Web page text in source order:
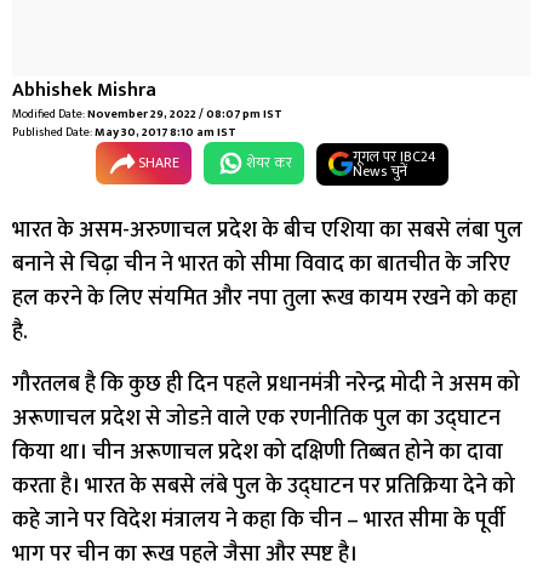
Abhishek Mishra
Modified Date:November 29, 2022 / 08:07 pm IST
Published Date:May 30, 2017 8:10 am IST
SHARE शेयर कर गूगल पर IBC24
News चुनें
भारत के असम-अरुणाचल प्रदेश के बीच एशिया का सबसे लंबा पुल
बनाने से चिढ़ा चीन ने भारत को सीमा विवाद का बातचीत के जरिए
हल करने के लिए संयमित और नपा तुला रूख कायम रखने को कहा
है.
गौरतलब है कि कुछ ही दिन पहले प्रधानमंत्री नरेन्द्र मोदी ने असम को
अरूणाचल प्रदेश से जोडऩे वाले एक रणनीतिक पुल का उद्घाटन
किया था। चीन अरूणाचल प्रदेश को दक्षिणी तिब्बत होने का दावा
करता है। भारत के सबसे लंबे पुल के उद्घाटन पर प्रतिक्रिया देने को
कहे जाने पर विदेश मंत्रालय ने कहा कि चीन – भारत सीमा के पूर्वी
भाग पर चीन का रूख पहले जैसा और स्पष्ट है।